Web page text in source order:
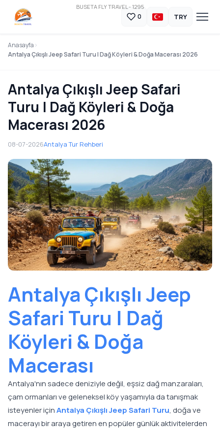
BUSETA FLY TRAVEL - 1295
0 TRY
Anasayfa
Antalya Çıkışlı Jeep Safari Turu | Dağ Köyleri & Doğa Macerası 2026
Antalya Çıkışlı Jeep Safari
Turu | Dağ Köyleri & Doğa
Macerası 2026
08-07-2026Antalya Tur Rehberi
Antalya Çıkışlı Jeep
Safari Turu | Dağ
Köyleri & Doğa
Macerası
Antalya'nın sadece deniziyle değil, eşsiz dağ manzaraları,
çam ormanları ve geleneksel köy yaşamıyla da tanışmak
isteyenler içinAntalya Çıkışlı Jeep Safari Turu, doğa ve
macerayı bir araya getiren en popüler günlük aktivitelerden